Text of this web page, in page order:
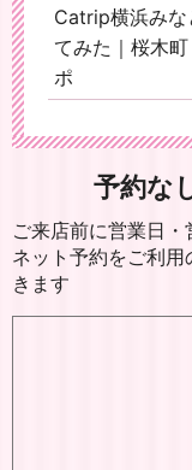
Catrip横浜みな
てみた｜桜木
ポ
予約な
ご来店前に営業日・
ネット予約をご利
きます